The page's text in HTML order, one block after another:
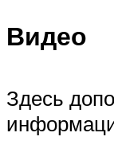
Видео
Здесь